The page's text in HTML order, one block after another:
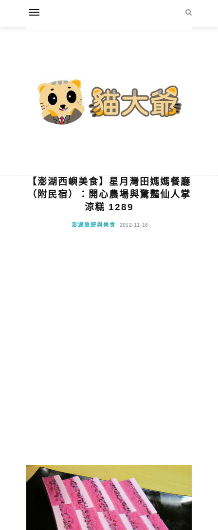
【澎湖西嶼美食】星月灣田媽媽餐廳
（附民宿）：開心農場與驚豔仙人掌
涼糕 1289
澎湖旅遊與美食 2012-11-16